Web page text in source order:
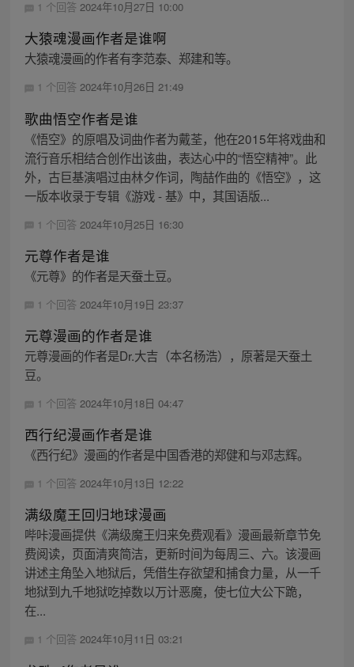
1 个回答 2024年10月27日 10:00
大猿魂漫画作者是谁啊
大猿魂漫画的作者有李范泰、郑建和等。
1 个回答 2024年10月26日 21:49
歌曲悟空作者是谁
《悟空》的原唱及词曲作者为戴荃，他在2015年将戏曲和
流行音乐相结合创作出该曲，表达心中的“悟空精神”。此
外，古巨基演唱过由林夕作词，陶喆作曲的《悟空》，这
一版本收录于专辑《游戏 - 基》中，其国语版...
1 个回答 2024年10月25日 16:30
元尊作者是谁
《元尊》的作者是天蚕土豆。
1 个回答 2024年10月19日 23:37
元尊漫画的作者是谁
元尊漫画的作者是Dr.大吉（本名杨浩），原著是天蚕土
豆。
1 个回答 2024年10月18日 04:47
西行纪漫画作者是谁
《西行纪》漫画的作者是中国香港的郑健和与邓志辉。
1 个回答 2024年10月13日 12:22
满级魔王回归地球漫画
哔咔漫画提供《满级魔王归来免费观看》漫画最新章节免
费阅读，页面清爽简洁，更新时间为每周三、六。该漫画
讲述主角坠入地狱后，凭借生存欲望和捕食力量，从一千
地狱到九千地狱吃掉数以万计恶魔，使七位大公下跪，
在...
1 个回答 2024年10月11日 03:21